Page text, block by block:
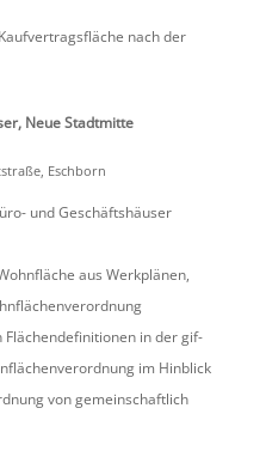
nach der
Neue Stadt­mitte
Eschborn
und Geschäftshäuser
aus Werkplänen,
in der gif-
im Hinblick
von gemein­schaft­lich